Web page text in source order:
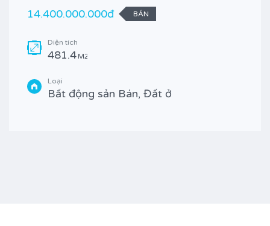
14.400.000.000đ
BÁN
Diện tích
481.4 M2
Loại
Bất động sản Bán, Đất ở